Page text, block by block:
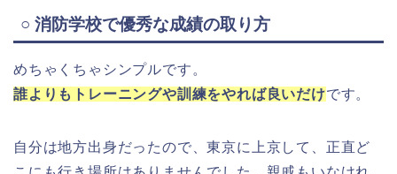
○ 消防学校で優秀な成績の取り方
めちゃくちゃシンプルです。
誰よりもトレーニングや訓練をやれば良いだけです。
自分は地方出身だったので、東京に上京して、正直ど